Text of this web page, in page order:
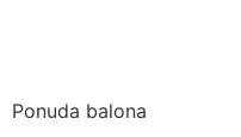
Ponuda balona